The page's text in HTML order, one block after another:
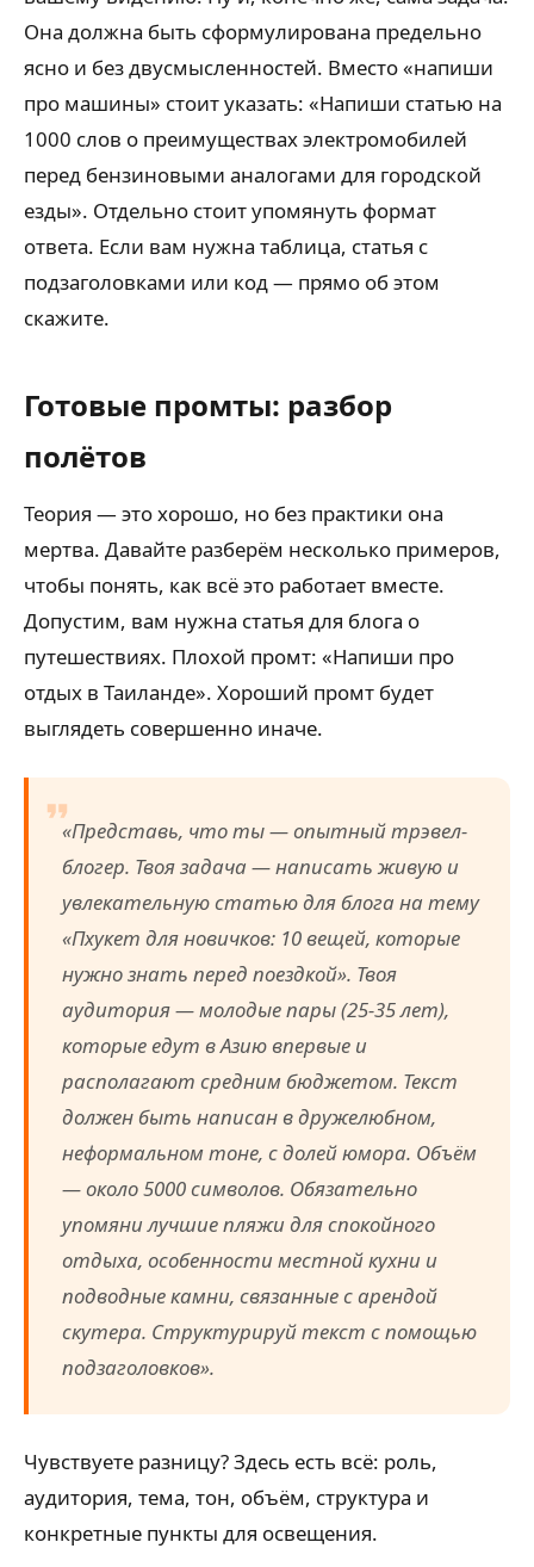
Она должна быть сформулирована предельно
ясно и без двусмысленностей. Вместо «напиши
про машины» стоит указать: «Напиши статью на
1000 слов о преимуществах электромобилей
перед бензиновыми аналогами для городской
езды». Отдельно стоит упомянуть формат
ответа. Если вам нужна таблица, статья с
подзаголовками или код — прямо об этом
скажите.
Готовые промты: разбор
полётов
Теория — это хорошо, но без практики она
мертва. Давайте разберём несколько примеров,
чтобы понять, как всё это работает вместе.
Допустим, вам нужна статья для блога о
путешествиях. Плохой промт: «Напиши про
отдых в Таиланде». Хороший промт будет
выглядеть совершенно иначе.
«Представь, что ты — опытный трэвел-
блогер. Твоя задача — написать живую и
увлекательную статью для блога на тему
«Пхукет для новичков: 10 вещей, которые
нужно знать перед поездкой». Твоя
аудитория — молодые пары (25-35 лет),
которые едут в Азию впервые и
располагают средним бюджетом. Текст
должен быть написан в дружелюбном,
неформальном тоне, с долей юмора. Объём
— около 5000 символов. Обязательно
упомяни лучшие пляжи для спокойного
отдыха, особенности местной кухни и
подводные камни, связанные с арендой
скутера. Структурируй текст с помощью
подзаголовков».
Чувствуете разницу? Здесь есть всё: роль,
аудитория, тема, тон, объём, структура и
конкретные пункты для освещения.